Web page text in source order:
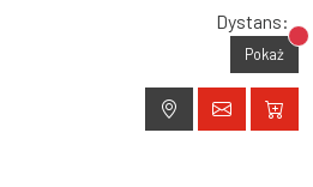
Dystans:
Pokaż